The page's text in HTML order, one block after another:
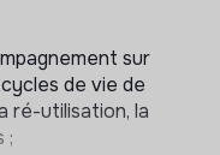
sur
de vie de
ré-utilisation, la
;